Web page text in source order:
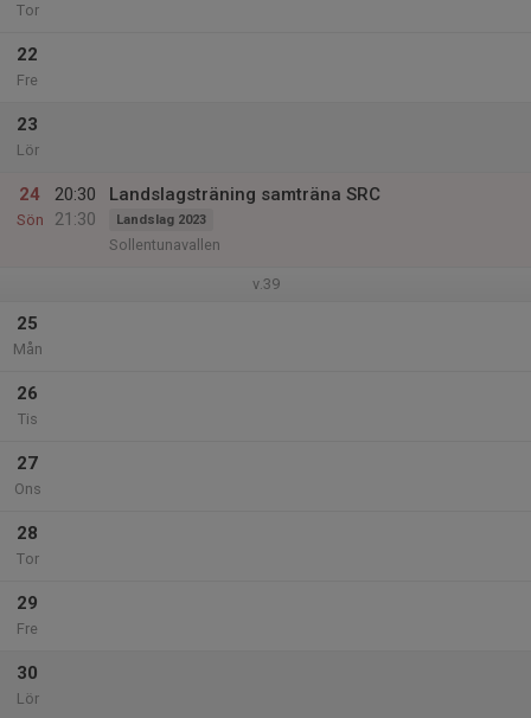
Tor
22
Fre
23
Lör
24
Sön
20:30
21:30
Landslagsträning samträna SRC
Landslag 2023
Sollentunavallen
v.39
25
Mån
26
Tis
27
Ons
28
Tor
29
Fre
30
Lör